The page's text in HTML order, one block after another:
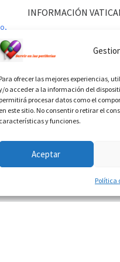
Para ofrecer las mejores experiencias,
o acceder a la información del
permitirá procesar datos como el
en este sitio. No consentir o retirar el
características y funciones.
Aceptar
Política
INFORMACIÓN